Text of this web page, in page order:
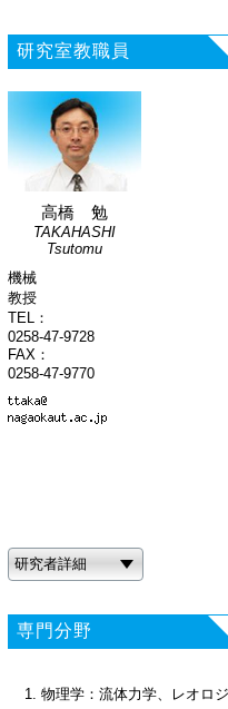
研究室教職員
高橋 勉
TAKAHASHI
Tsutomu
機械
教授
TEL：
0258-47-9728
FAX：
0258-47-9770
研究者詳細
専門分野
1. 物理学：流体力学、レオロ